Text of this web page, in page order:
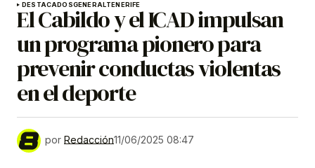
DESTACADOSGENERALTENERIFE
El Cabildo y el ICAD impulsan
un programa pionero para
prevenir conductas violentas
en el deporte
por Redacción11/06/2025 08:47